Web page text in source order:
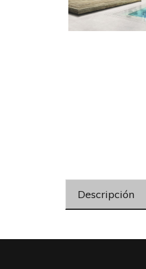
Descripción